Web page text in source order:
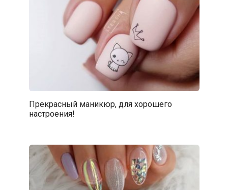
Прекрасный маникюр, для хорошего
настроения!